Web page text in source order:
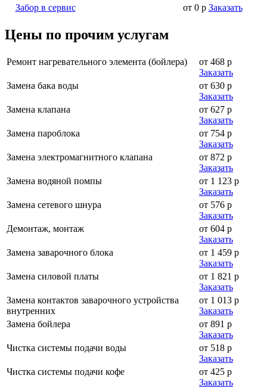
Забор в сервис
от 0 р Заказать
Цены по прочим услугам
Ремонт нагревательного элемента (бойлера)
от 468 р
Заказать
Замена бака воды
от 630 р
Заказать
Замена клапана
от 627 р
Заказать
Замена пароблока
от 754 р
Заказать
Замена электромагнитного клапана
от 872 р
Заказать
Замена водяной помпы
от 1 123 р
Заказать
Замена сетевого шнура
от 576 р
Заказать
Демонтаж, монтаж
от 604 р
Заказать
Замена заварочного блока
от 1 459 р
Заказать
Замена силовой платы
от 1 821 р
Заказать
Замена контактов заварочного устройства
внутренних
от 1 013 р
Заказать
Замена бойлера
от 891 р
Заказать
Чистка системы подачи воды
от 518 р
Заказать
Чистка системы подачи кофе
от 425 р
Заказать